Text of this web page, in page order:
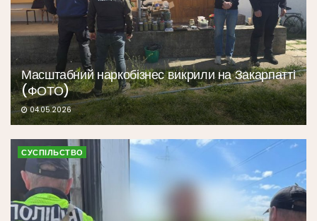
Масштабний наркобізнес викрили на Закарпатті
(ФОТО)
04.05.2026
СУСПІЛЬСТВО